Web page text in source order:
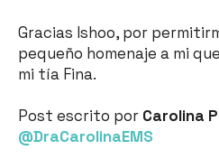
Gracias Ishoo, por
pequeño homenaje a mi
mi tía Fina.
Post escrito por Carolina
@DraCarolinaEMS